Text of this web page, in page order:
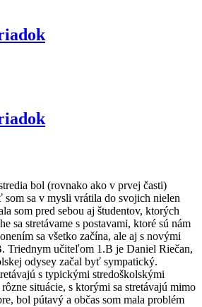
bol (rovnako ako v prvej časti)
sa v mysli vrátila do svojich nielen
som pred sebou aj študentov, ktorých
sa stretávame s postavami, ktoré sú nám
sa všetko začína, ale aj s novými
Triednym učiteľom 1.B je Daniel Riečan,
odysey začal byť sympatický.
s typickými stredoškolskými
situácie, s ktorými sa stretávajú mimo
bol pútavý a občas som mala problém